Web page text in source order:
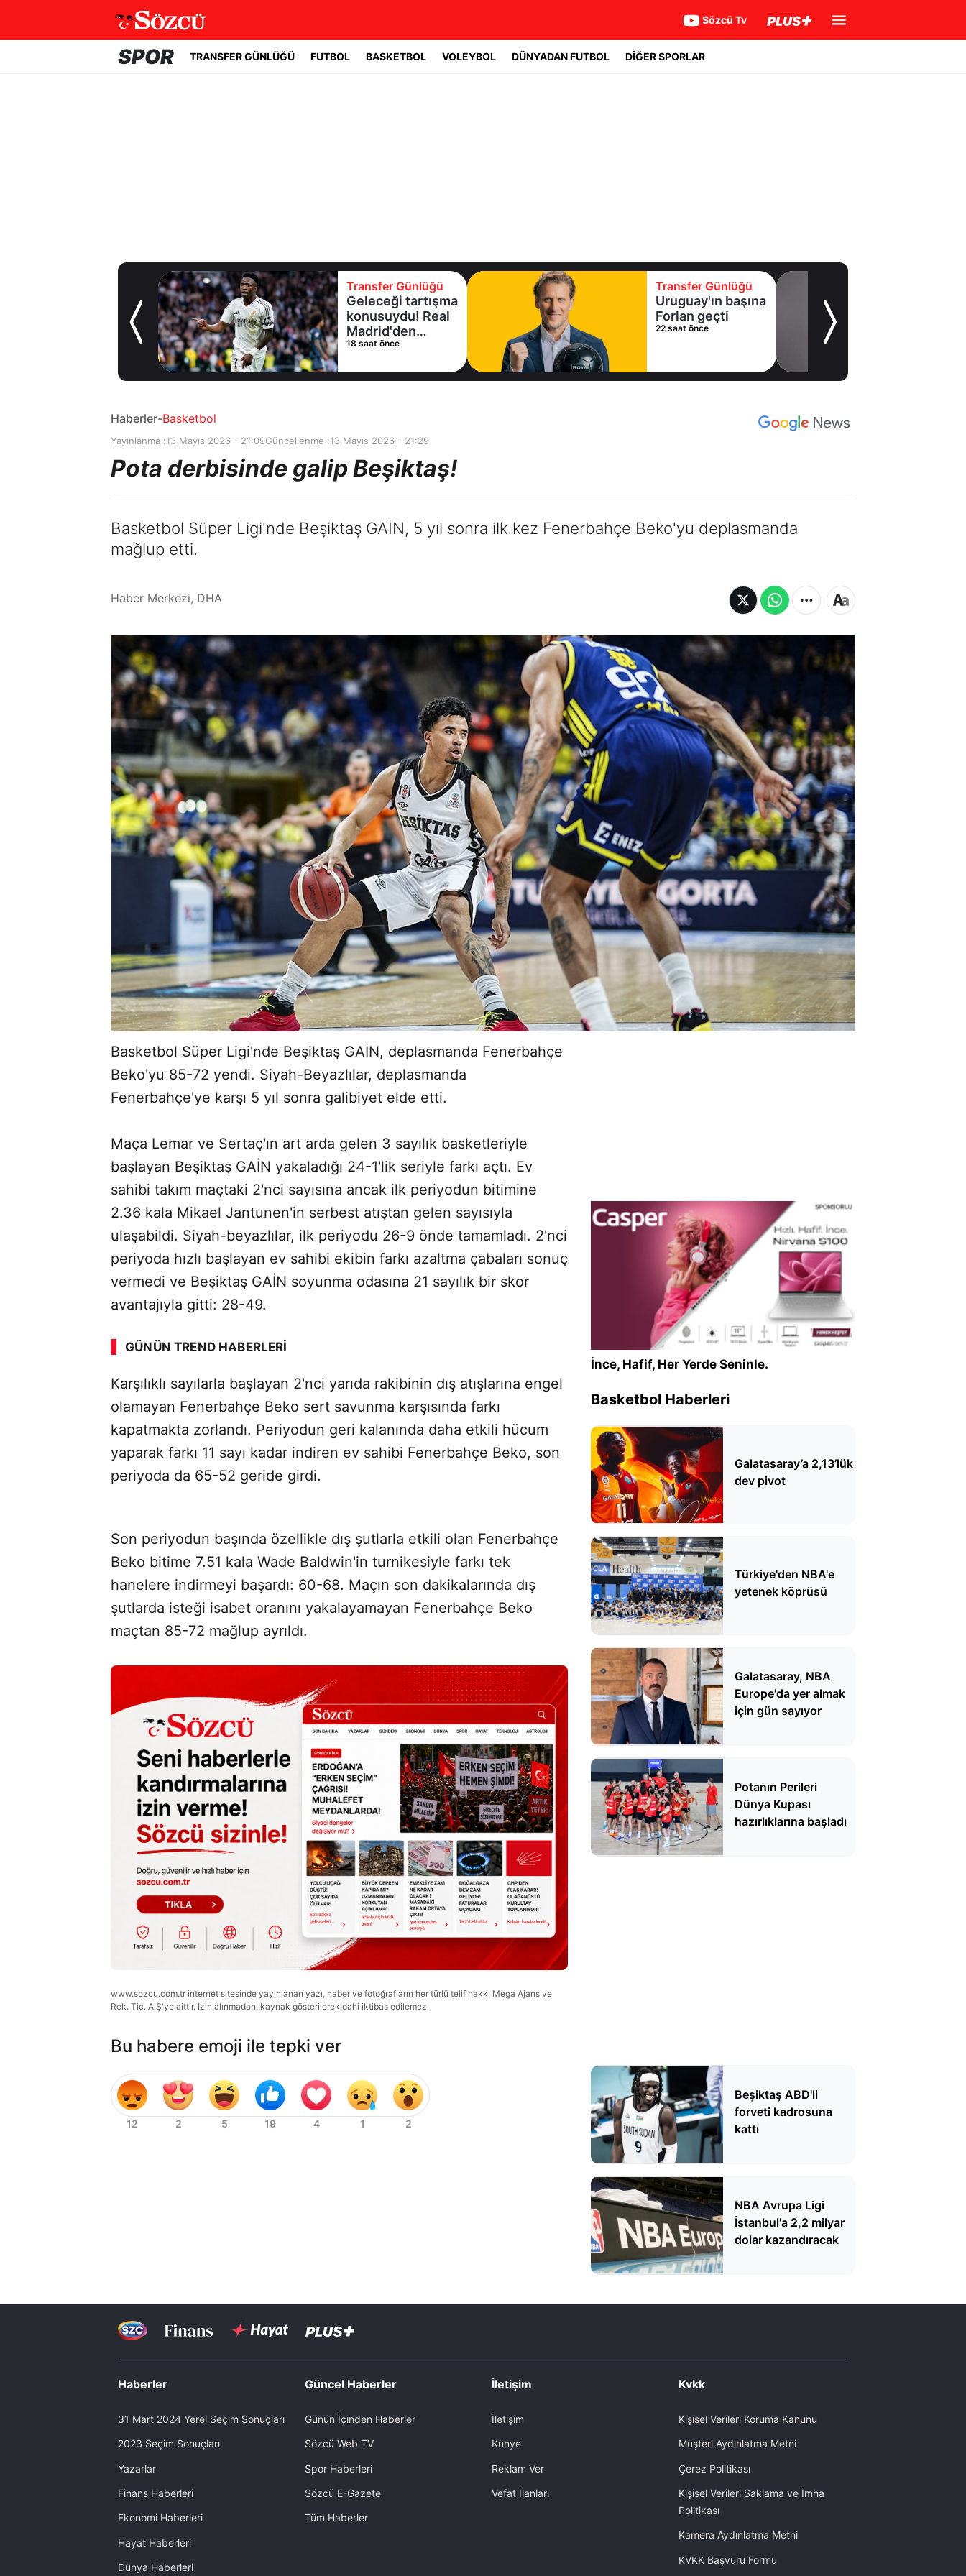
Sözcü Tv
SPOR TRANSFER GÜNLÜĞÜ FUTBOL BASKETBOL VOLEYBOL DÜNYADAN FUTBOL DİĞER SPORLAR
sürpriz orta saha
Transfer Günlüğü
Geleceği tartışma
konusuydu! Real
Madrid'den
Vinicius Junior
18 saat önce
Transfer Günlüğü
Uruguay'ın başına
Forlan geçti
22 saat önce
Haberler-Basketbol
Yayınlanma :13 Mayıs 2026 - 21:09Güncellenme :13 Mayıs 2026 - 21:29
Pota derbisinde galip Beşiktaş!
Basketbol Süper Ligi'nde Beşiktaş GAİN, 5 yıl sonra ilk kez Fenerbahçe Beko'yu deplasmanda
mağlup etti.
Haber Merkezi, DHA
Basketbol Süper Ligi'nde Beşiktaş GAİN, deplasmanda Fenerbahçe
Beko'yu 85-72 yendi. Siyah-Beyazlılar, deplasmanda
Fenerbahçe'ye karşı 5 yıl sonra galibiyet elde etti.
Maça Lemar ve Sertaç'ın art arda gelen 3 sayılık basketleriyle
başlayan Beşiktaş GAİN yakaladığı 24-1'lik seriyle farkı açtı. Ev
sahibi takım maçtaki 2'nci sayısına ancak ilk periyodun bitimine
2.36 kala Mikael Jantunen'in serbest atıştan gelen sayısıyla
ulaşabildi. Siyah-beyazlılar, ilk periyodu 26-9 önde tamamladı. 2'nci
periyoda hızlı başlayan ev sahibi ekibin farkı azaltma çabaları sonuç
vermedi ve Beşiktaş GAİN soyunma odasına 21 sayılık bir skor
avantajıyla gitti: 28-49.
GÜNÜN TREND HABERLERI
00:02 / 08:15
Sesi Aç
Karşılıklı sayılarla başlayan 2'nci yarıda rakibinin dış atışlarına engel
olamayan Fenerbahçe Beko sert savunma karşısında farkı
kapatmakta zorlandı. Periyodun geri kalanında daha etkili hücum
yaparak farkı 11 sayı kadar indiren ev sahibi Fenerbahçe Beko, son
periyoda da 65-52 geride girdi.
Son periyodun başında özellikle dış şutlarla etkili olan Fenerbahçe
Beko bitime 7.51 kala Wade Baldwin'in turnikesiyle farkı tek
hanelere indirmeyi başardı: 60-68. Maçın son dakikalarında dış
şutlarda isteği isabet oranını yakalayamayan Fenerbahçe Beko
maçtan 85-72 mağlup ayrıldı.
www.sozcu.com.tr internet sitesinde yayınlanan yazı, haber ve fotoğrafların her türlü telif hakkı Mega Ajans ve
Rek. Tic. A.Ş'ye aittir. İzin alınmadan, kaynak gösterilerek dahi iktibas edilemez.
Bu habere emoji ile tepki ver
İnce, Hafif, Her Yerde Seninle.
Basketbol Haberleri
Galatasaray’a 2,13’lük
dev pivot
Türkiye'den NBA'e
yetenek köprüsü
Galatasaray, NBA
Europe'da yer almak
için gün sayıyor
Potanın Perileri
Dünya Kupası
hazırlıklarına başladı
Beşiktaş ABD'li
forveti kadrosuna
kattı
NBA Avrupa Ligi
İstanbul'a 2,2 milyar
dolar kazandıracak
Haberler
31 Mart 2024 Yerel Seçim Sonuçları
2023 Seçim Sonuçları
Yazarlar
Finans Haberleri
Ekonomi Haberleri
Hayat Haberleri
Dünya Haberleri
Güncel Haberler
Günün İçinden Haberler
Sözcü Web TV
Spor Haberleri
Sözcü E-Gazete
Tüm Haberler
İletişim
İletişim
Künye
Reklam Ver
Vefat İlanları
Kvkk
Kişisel Verileri Koruma Kanunu
Müşteri Aydınlatma Metni
Çerez Politikası
Kişisel Verileri Saklama ve İmha
Politikası
Kamera Aydınlatma Metni
KVKK Başvuru Formu